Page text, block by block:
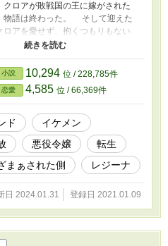
クロアが敗戦国の王に嫁がされた
物語は終わった。 そして迎えた
ロアを愛せず、抱くつもりもない
イエーイ、これで自由の身だ
ロアが喜びながらスローライフ
と、なんだか、夫の態度が急変し
にいった言葉を忘れたんです
小説 10,294 位 / 228,785件
恋愛 4,585 位 / 66,369件
ド
イケメン
悪役令嬢
転生
まぁされた側 レジーナ
日 2024.01.31 登録日 2021.01.09